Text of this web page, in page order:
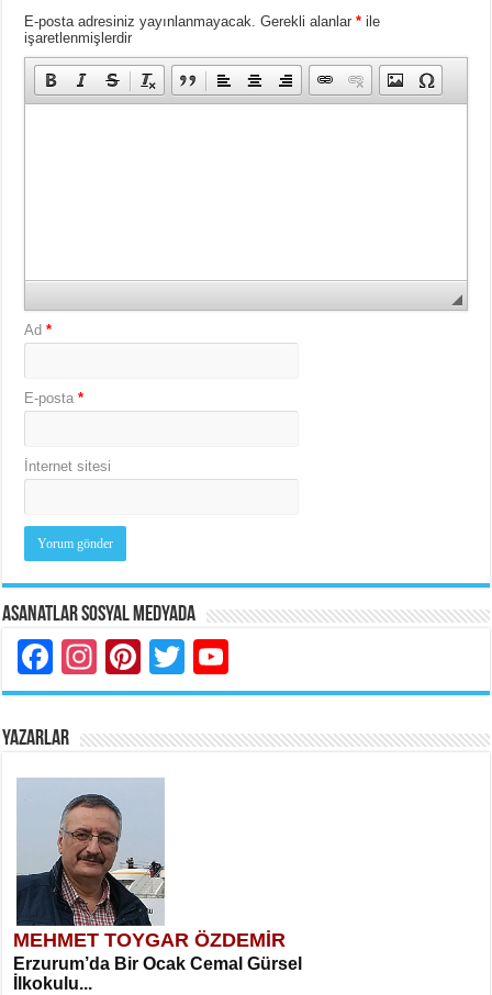
E-posta adresiniz yayınlanmayacak. Gerekli alanlar* ile
işaretlenmişlerdir
Ad*
E-posta*
İnternet sitesi
Asanatlar Sosyal Medyada
Facebook
Instagram
Pinterest
Twitter
YAZARLAR
MEHMET TOYGAR ÖZDEMİR
Erzurum’da Bir Ocak Cemal Gürsel
İlkokulu...